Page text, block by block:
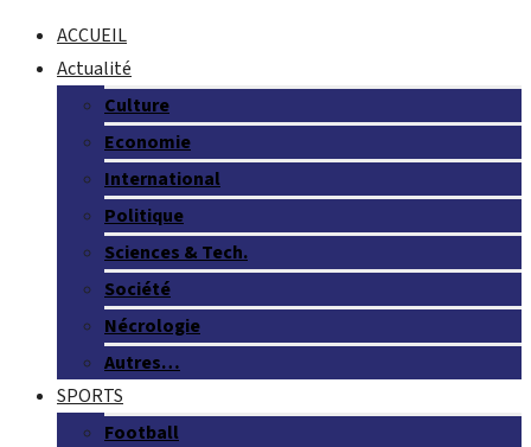
ACCUEIL
Actualité
Culture
Economie
International
Politique
Sciences & Tech.
Société
Nécrologie
Autres…
SPORTS
Football